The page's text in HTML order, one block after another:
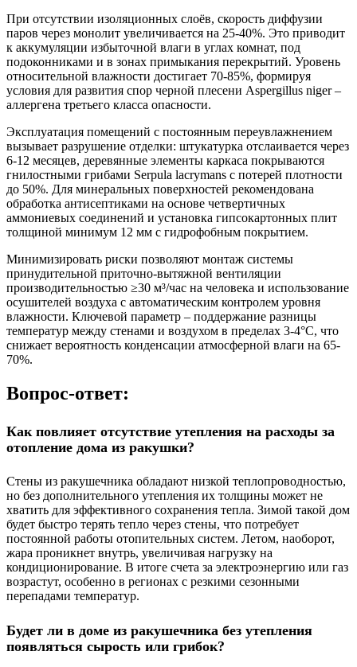
При отсутствии изоляционных слоёв, скорость диффузии
паров через монолит увеличивается на 25-40%. Это приводит
к аккумуляции избыточной влаги в углах комнат, под
подоконниками и в зонах примыкания перекрытий. Уровень
относительной влажности достигает 70-85%, формируя
условия для развития спор черной плесени Aspergillus niger –
аллергена третьего класса опасности.
Эксплуатация помещений с постоянным переувлажнением
вызывает разрушение отделки: штукатурка отслаивается через
6-12 месяцев, деревянные элементы каркаса покрываются
гнилостными грибами Serpula lacrymans с потерей плотности
до 50%. Для минеральных поверхностей рекомендована
обработка антисептиками на основе четвертичных
аммониевых соединений и установка гипсокартонных плит
толщиной минимум 12 мм с гидрофобным покрытием.
Минимизировать риски позволяют монтаж системы
принудительной приточно-вытяжной вентиляции
производительностью ≥30 м³/час на человека и использование
осушителей воздуха с автоматическим контролем уровня
влажности. Ключевой параметр – поддержание разницы
температур между стенами и воздухом в пределах 3-4°C, что
снижает вероятность конденсации атмосферной влаги на 65-
70%.
Вопрос-ответ:
Как повлияет отсутствие утепления на расходы за
отопление дома из ракушки?
Стены из ракушечника обладают низкой теплопроводностью,
но без дополнительного утепления их толщины может не
хватить для эффективного сохранения тепла. Зимой такой дом
будет быстро терять тепло через стены, что потребует
постоянной работы отопительных систем. Летом, наоборот,
жара проникнет внутрь, увеличивая нагрузку на
кондиционирование. В итоге счета за электроэнергию или газ
возрастут, особенно в регионах с резкими сезонными
перепадами температур.
Будет ли в доме из ракушечника без утепления
появляться сырость или грибок?